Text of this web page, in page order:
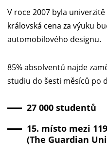
V roce 2007 byla
královská cena za výuku
automobilového designu.
85% absolventů najde
studiu do šesti měsíců po
27 000 studentů
15. místo mezi
(The Guardian